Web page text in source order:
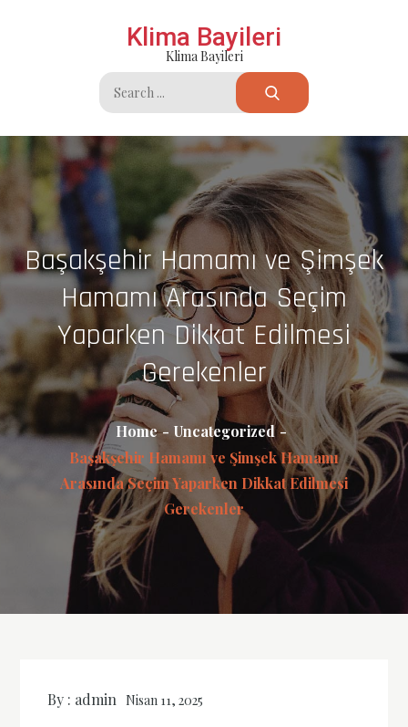
Klima Bayileri
Klima Bayileri
Search
for:
Başakşehir Hamamı ve Şimşek
Hamamı Arasında Seçim
Yaparken Dikkat Edilmesi
Gerekenler
Home
Uncategorized
Başakşehir Hamamı ve Şimşek Hamamı
Arasında Seçim Yaparken Dikkat Edilmesi
Gerekenler
By : admin Nisan 11, 2025